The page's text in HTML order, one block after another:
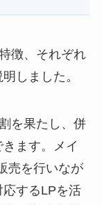
徴、それぞれ
しました。
を果たし、併
ます。メイ
売を行いなが
するLPを活